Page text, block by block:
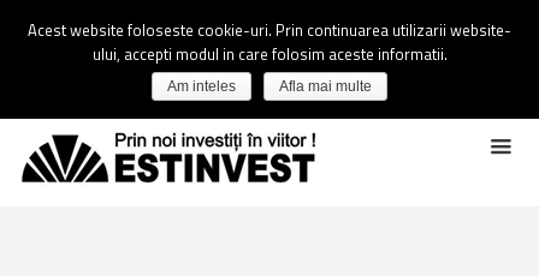
Acest website foloseste cookie-uri. Prin continuarea utilizarii website-
ului, accepti modul in care folosim aceste informatii.
Am inteles Afla mai multe